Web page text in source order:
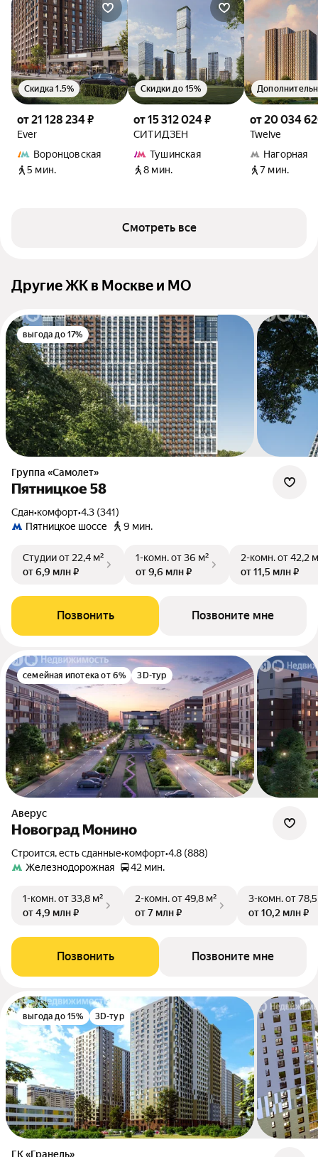
от 21 128 234 ₽
Ever
Воронцовская
5 мин.
Скидка 1.5%
от 15 312 024 ₽
СИТИДЗЕН
Тушинская
8 мин.
Скидки до 15%
от 20 034
Twelve
Нагорная
7 мин.
Смотреть все
Другие ЖК в Москве и МО
выгода до 17%
Группа «Самолет»
Пятницкое 58
Сдан•комфорт•4.3 (341)
Пятницкое шоссе
9 мин.
Студииот 22,4 м²
от 6,9 млн ₽
1-комн.от 36 м²
от 9,6 млн ₽
2-комн.от 42,2
от 11,5 млн ₽
Позвонить Позвоните мне
семейная ипотека от 6% 3D-тур
Аверус
Новоград Монино
Строится, есть сданные•комфорт•4.8 (888)
Железнодорожная
42 мин.
1-комн.от 33,8 м²
от 4,9 млн ₽
2-комн.от 49,8 м²
от 7 млн ₽
3-комн.от
от 10,2 млн ₽
Позвонить Позвоните мне
выгода до 15% 3D-тур
ГК «Гранель»